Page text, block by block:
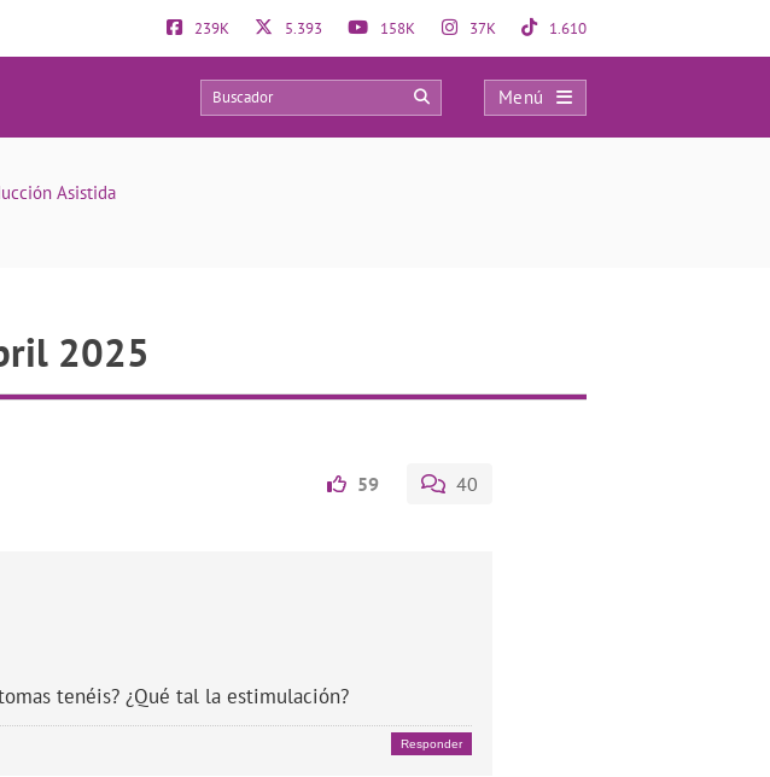
239K 5.393 158K 37K 1.610
Menú
2025
19 0
Asistida
2025
59 40
tenéis? ¿Qué tal la estimulación?
Responder